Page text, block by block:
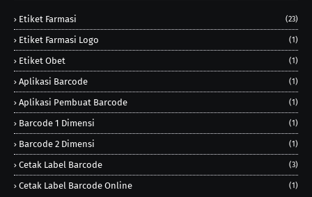
Etiket Farmasi (23)
Etiket Farmasi Logo (1)
Etiket Obet (1)
Aplikasi Barcode (1)
Aplikasi Pembuat Barcode (1)
Barcode 1 Dimensi (1)
Barcode 2 Dimensi (1)
Cetak Label Barcode (3)
Cetak Label Barcode Online (1)